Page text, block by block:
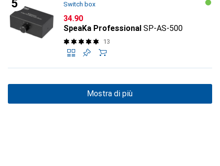
Switch box
CHF
34.90
SpeaKa Professional SP-AS-500
13
Mostra di più